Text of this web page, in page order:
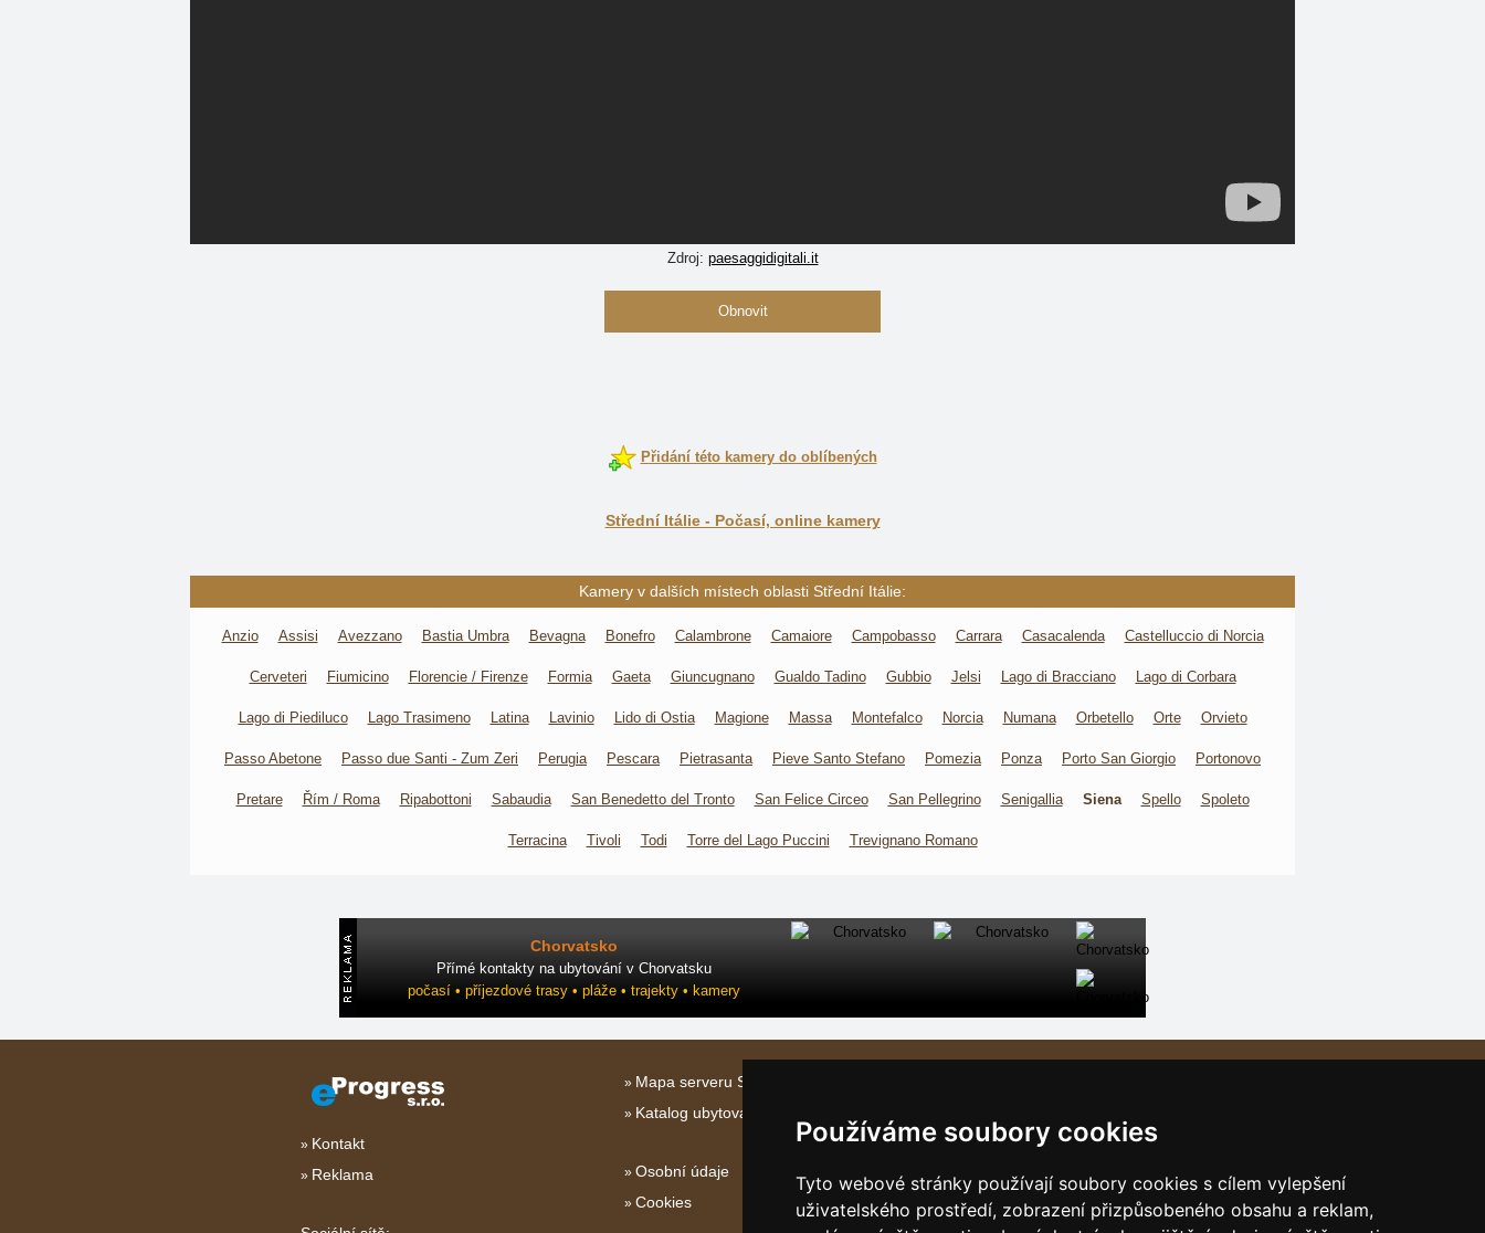
Používáme soubory cookies
Tyto webové stránky používají soubory cookies s cílem vylepšení
uživatelského prostředí, zobrazení přizpůsobeného obsahu a reklam,
Zdroj: paesaggidigitali.it
Obnovit
Přidání této kamery do oblíbených
Střední Itálie - Počasí, online kamery
Kamery v dalších místech oblasti Střední Itálie:
Anzio Assisi Avezzano Bastia Umbra Bevagna Bonefro Calambrone Camaiore Campobasso Carrara Casacalenda Castelluccio di Norcia
Cerveteri Fiumicino Florencie / Firenze Formia Gaeta Giuncugnano Gualdo Tadino Gubbio Jelsi Lago di Bracciano Lago di Corbara
Lago di Piediluco Lago Trasimeno Latina Lavinio Lido di Ostia Magione Massa Montefalco Norcia Numana Orbetello Orte Orvieto
Passo Abetone Passo due Santi - Zum Zeri Perugia Pescara Pietrasanta Pieve Santo Stefano Pomezia Ponza Porto San Giorgio Portonovo
Pretare Řím / Roma Ripabottoni Sabaudia San Benedetto del Tronto San Felice Circeo San Pellegrino Senigallia Siena Spello Spoleto
Terracina Tivoli Todi Torre del Lago Puccini Trevignano Romano
Chorvatsko
Přímé kontakty na ubytování v Chorvatsku
počasí • příjezdové trasy • pláže • trajekty • kamery
Kontakt
Reklama
Mapa serveru Střední Itálie
Katalog ubytování
Osobní údaje
Cookies
Slovenské hory
Chorvatsko
Alpy